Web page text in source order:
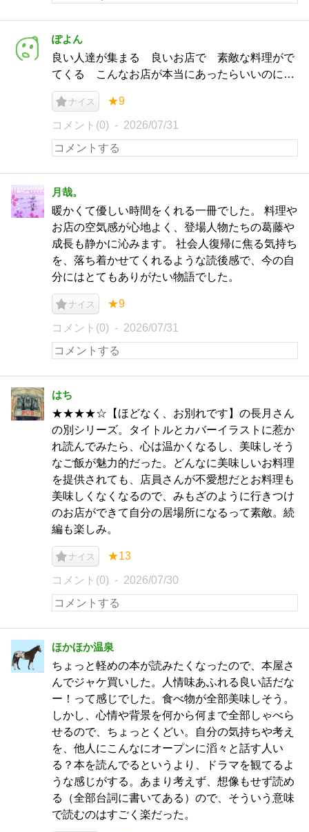
ぽよん
良い人達が集まる 良いお店で 素敵な料理がで
てくる こんなお店が本当にあったらいいのに…
ナイス ★9
コメント(0) 2026/07/31
月哉。
暖かくて優しい時間をくれる一冊でした。 料理や
お店の空気感が心地よく、登場人物たちの葛藤や
成長も静かに沁みます。 社会人復帰に焦る気持ち
を、落ち着かせてくれるような読後感で、今の自
分にはとてもありがたい物語でした。
ナイス ★9
コメント(0) 2026/07/31
はち
★★★★☆【ほどなく、お別れです】の長月さん
の別シリーズ。タイトルとカバーイラストに惹か
れ読んでみたら、心は温かくなるし、美味しそう
なご飯が魅力的だった。どんなに美味しいお料理
を提供されても、店員さんが不愛想だとお料理も
美味しくなくなるので、みもざのように行きつけ
のお店ができて自分の居場所になるって素敵。続
編も楽しみ。
ナイス ★13
コメント(0) 2026/07/30
ほかほか温泉
ちょっと軽めの本が読みたくなったので、本屋さ
んでジャケ買いした。人情味あふれる良い話だな
ー！って感じでした。食べ物が全部美味しそう。
しかし、心情や背景を何から何まで全部しゃべら
せるので、ちょっとくどい。自分の気持ちや考え
を、他人にこんなにオープンに滔々と話す人い
る？本を読んでるというより、ドラマを観てるよ
うな感じがする。あまり考えず、想像もせず読め
る（全部台詞に書いてある）ので、そういう意味
で読むのはすごく楽だった。